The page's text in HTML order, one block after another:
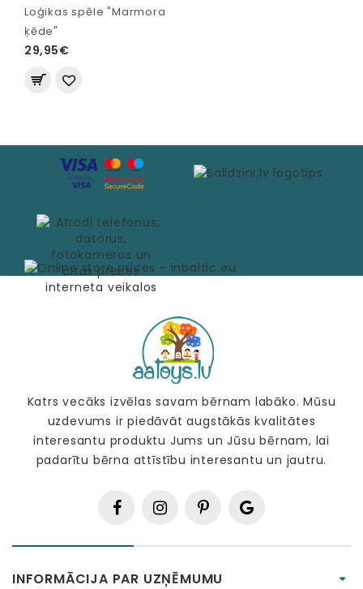
Loģikas spēle "Marmora
ķēde"
29,95€
Katrs vecāks izvēlas savam bērnam labāko. Mūsu
uzdevums ir piedāvāt augstākās kvalitātes
interesantu produktu Jums un Jūsu bērnam, lai
padarītu bērna attīstību interesantu un jautru.
INFORMĀCIJA PAR UZŅĒMUMU